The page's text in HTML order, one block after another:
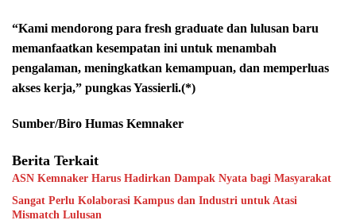
“Kami mendorong para fresh graduate dan lulusan baru
memanfaatkan kesempatan ini untuk menambah
pengalaman, meningkatkan kemampuan, dan memperluas
akses kerja,” pungkas Yassierli.(*)
Sumber/Biro Humas Kemnaker
Berita Terkait
ASN Kemnaker Harus Hadirkan Dampak Nyata bagi Masyarakat
Sangat Perlu Kolaborasi Kampus dan Industri untuk Atasi
Mismatch Lulusan